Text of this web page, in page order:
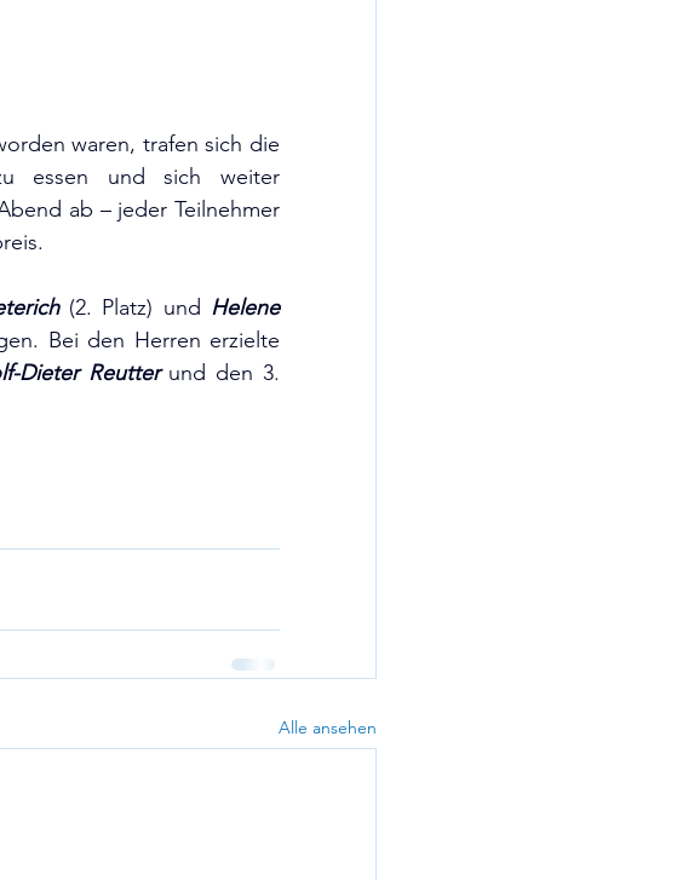
waren, trafen sich die
essen und sich weiter
ab – jeder Teilnehmer
(2. Platz) und Helene
Dieter Reutter und den 3.
Alle ansehen